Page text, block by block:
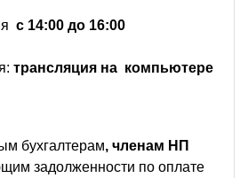
с 14:00 до 16:00
трансляция на компьютере
бухгалтерам, членам НП
задолженности по оплате